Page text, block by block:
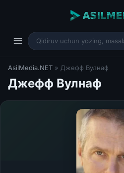
AsilMedia.NET » Джефф Вулнаф
Джефф Вулнаф